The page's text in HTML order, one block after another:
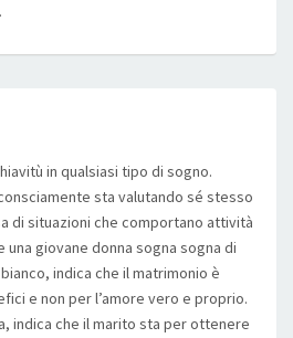
in qualsiasi tipo di sogno.
sta valutando sé stesso
di situazioni che comportano attività
giovane donna sogna sogna di
indica che il matrimonio è
e non per l’amore vero e proprio.
indica che il marito sta per ottenere